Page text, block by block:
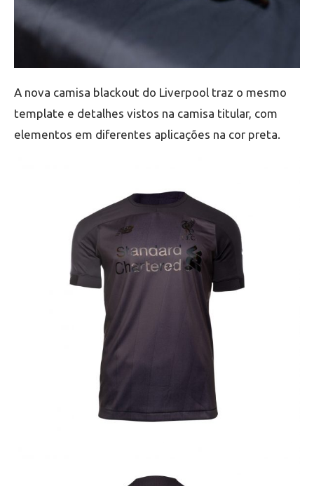
A nova camisa blackout do Liverpool traz o mesmo
template e detalhes vistos na camisa titular, com
elementos em diferentes aplicações na cor preta.